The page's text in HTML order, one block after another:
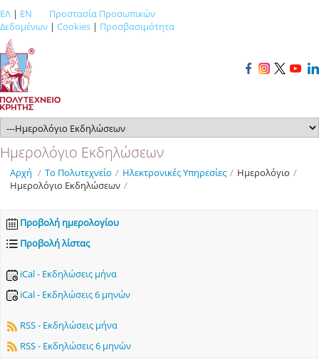
ΕΛ | EN
Προστασία Προσωπικών
Δεδομένων | Cookies | Προσβασιμότητα
Ημερολόγιο Εκδηλώσεων
Αρχή / Το Πολυτεχνείο / Ηλεκτρονικές Υπηρεσίες / Ημερολόγιο /
Ημερολόγιο Εκδηλώσεων /
Προβολή ημερολογίου
Προβολή λίστας
iCal - Εκδηλώσεις μήνα
iCal - Εκδηλώσεις 6 μηνών
RSS - Εκδηλώσεις μήνα
RSS - Εκδηλώσεις 6 μηνών